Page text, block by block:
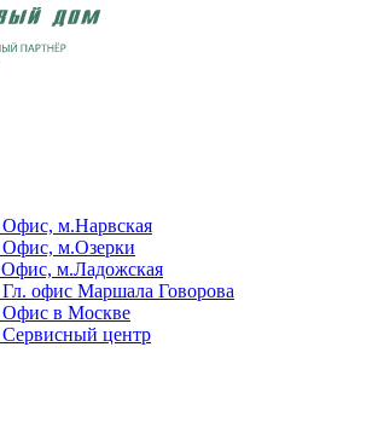
Офис, м.Нарвская
Офис, м.Озерки
Офис, м.Ладожская
Гл. офис Маршала Говорова
Офис в Москве
Сервисный центр